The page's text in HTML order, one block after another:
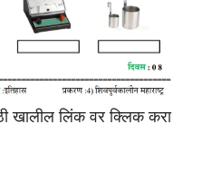
खालील लिंक वर क्लिक करा